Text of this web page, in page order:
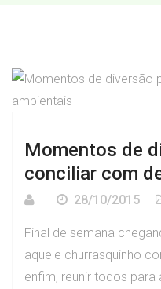
Momentos de
conciliar com
28/10/2015
Final de semana
aquele churrasquinho
enfim, reunir todos para